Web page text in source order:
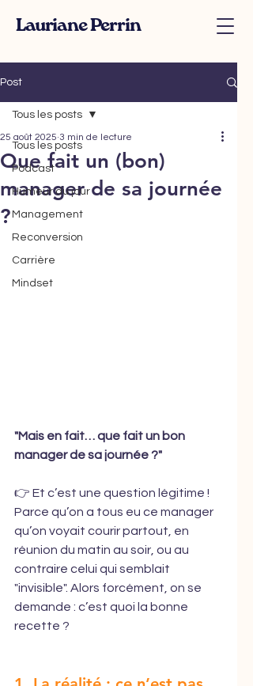
Lauriane Perrin
Post
Tous les posts
Podcast
Humeur du jour
Management
Reconversion
Carrière
Mindset
Tous les posts
Que fait un (bon)
manager de sa journée
?
25 août 2025 3 min de lecture
"Mais en fait… que fait un bon
manager de sa journée ?"
👉 Et c’est une question légitime !
Parce qu’on a tous eu ce manager
qu’on voyait courir partout, en
réunion du matin au soir, ou au
contraire celui qui semblait
"invisible". Alors forcément, on se
demande : c’est quoi la bonne
recette ?